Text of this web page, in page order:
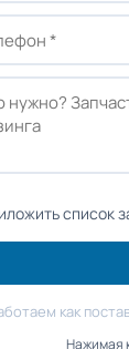
список
как
Нажимая